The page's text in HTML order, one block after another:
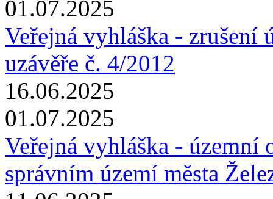
01.07.2025
Veřejná vyhláška - zrušení
uzávěře č. 4/2012
16.06.2025
01.07.2025
Veřejná vyhláška - územní
správním území města